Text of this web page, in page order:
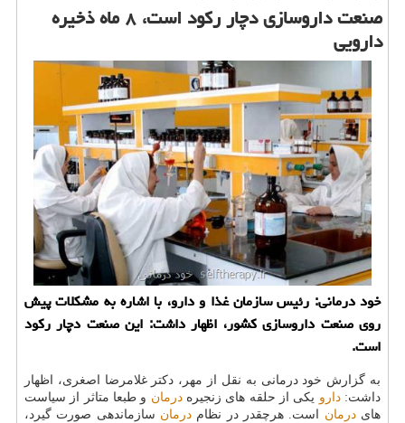
صنعت داروسازی دچار ركود است، ۸ ماه ذخیره
دارویی
خود درمانی: رئیس سازمان غذا و دارو، با اشاره به مشكلات پیش
روی صنعت داروسازی كشور، اظهار داشت: این صنعت دچار ركود
است.
به گزارش خود درمانی به نقل از مهر، دكتر غلامرضا اصغری، اظهار
داشت:دارو یكی از حلقه های زنجیرهدرمان و طبعا متاثر از سیاست
هایدرمان است. هرچقدر در نظام درمان سازماندهی صورت گیرد،